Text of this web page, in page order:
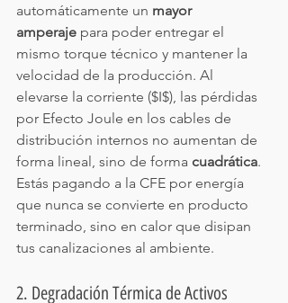
automáticamente un mayor
amperaje para poder entregar el
mismo torque técnico y mantener la
velocidad de la producción. Al
elevarse la corriente ($I$), las pérdidas
por Efecto Joule en los cables de
distribución internos no aumentan de
forma lineal, sino de forma cuadrática.
Estás pagando a la CFE por energía
que nunca se convierte en producto
terminado, sino en calor que disipan
tus canalizaciones al ambiente.
2. Degradación Térmica de Activos